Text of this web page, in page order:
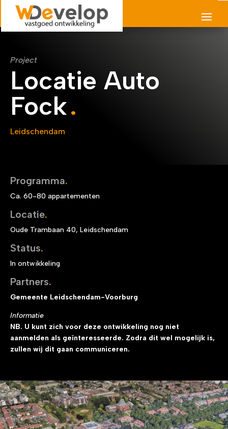
Project
Locatie Auto
Fock
Leidschendam
Programma.
Ca. 60-80 appartementen
Locatie.
Oude Trambaan 40, Leidschendam
Status.
In ontwikkeling
Partners.
Gemeente Leidschendam-Voorburg
Informatie
NB. U kunt zich voor deze ontwikkeling nog niet
aanmelden als geïnteresseerde. Zodra dit wel mogelijk is,
zullen wij dit gaan communiceren.